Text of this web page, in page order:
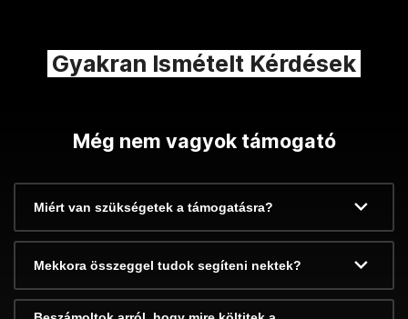
Gyakran Ismételt Kérdések
Még nem vagyok támogató
Miért van szükségetek a támogatásra?
Mekkora összeggel tudok segíteni nektek?